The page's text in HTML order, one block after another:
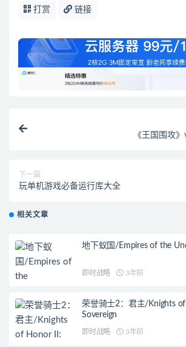
打赏 链接
《王国围攻
下一篇
玩单机游戏必备运行库大全
相关文章
地下蚁国/Empires of the
即时战略 3年前
荣誉骑士2：君主/Knights
Sovereign
即时战略 3年前